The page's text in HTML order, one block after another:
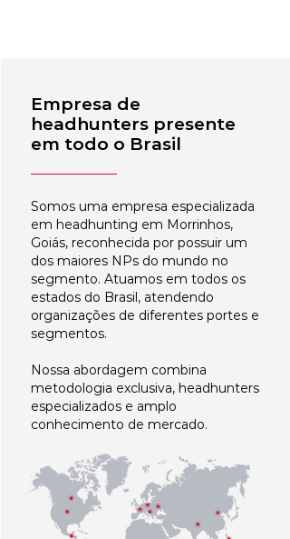
Empresa de
headhunters presente
em todo o Brasil
Somos uma empresa especializada
em headhunting em Morrinhos,
Goiás, reconhecida por possuir um
dos maiores NPs do mundo no
segmento. Atuamos em todos os
estados do Brasil, atendendo
organizações de diferentes portes e
segmentos.
Nossa abordagem combina
metodologia exclusiva, headhunters
especializados e amplo
conhecimento de mercado.